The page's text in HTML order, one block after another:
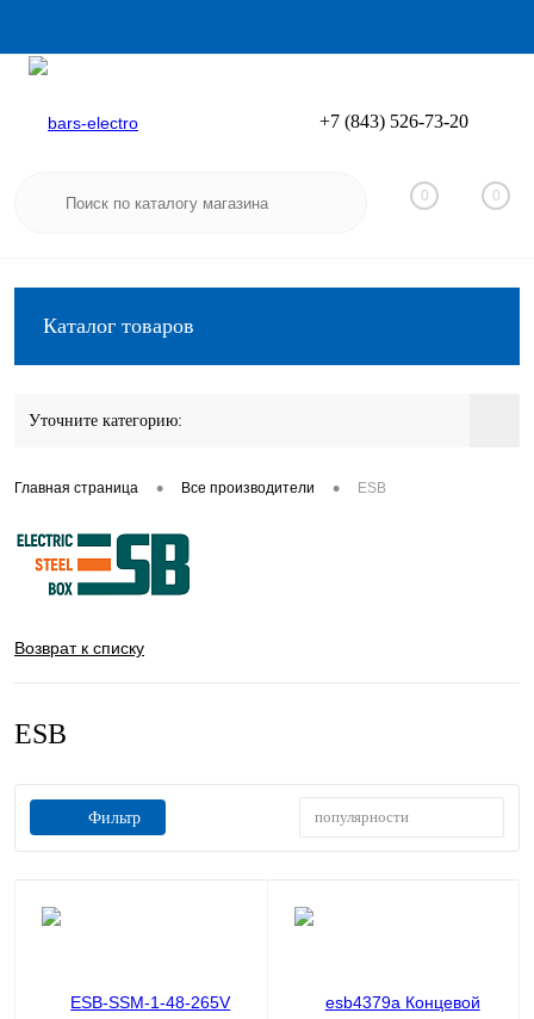
Вход
+7 (843) 526-73-20
0 0
Каталог товаров
Уточните категорию:
Главная страница • Все производители • ESB
Возврат к списку
ESB
Фильтр популярности